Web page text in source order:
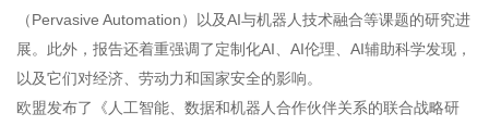
（Pervasive Automation）以及AI与机器人技术融合等课题的研究进
展。此外，报告还着重强调了定制化AI、AI伦理、AI辅助科学发现，
以及它们对经济、劳动力和国家安全的影响。
欧盟发布了《人工智能、数据和机器人合作伙伴关系的联合战略研